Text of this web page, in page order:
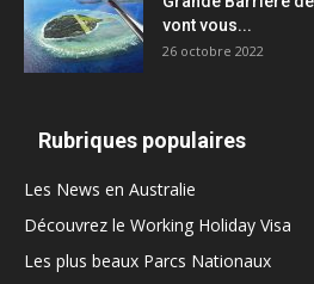
vont vous...
26 octobre 2022
Rubriques populaires
Les News en Australie
Découvrez le Working Holiday Visa
Les plus beaux Parcs Nationaux